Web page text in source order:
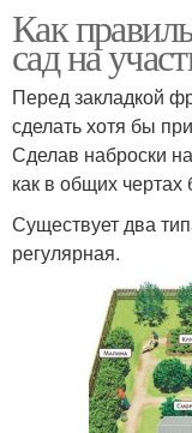
Как
сад на
Перед закладкой
сделать хотя бы
Сделав наброски
как в общих чертах
Существует два
регулярная.